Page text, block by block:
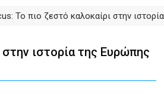
To πιο ζεστό καλοκαίρι στην
ιστορία της Ευρώπης